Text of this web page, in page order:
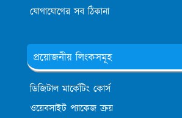
যোগাযোগের সব ঠিকানা
প্রয়োজনীয় লিংকসমূহ
ডিজিটাল মার্কেটিং কোর্স
ওয়েবসাইট প্যাকেজ ক্রয়